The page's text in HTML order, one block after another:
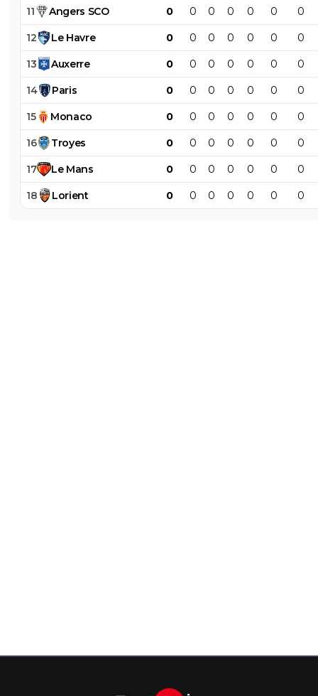
11 Angers SCO 0 0 0 0 0 0 0
12 Le Havre 0 0 0 0 0 0 0
13 Auxerre 0 0 0 0 0 0 0
14 Paris 0 0 0 0 0 0 0
15 Monaco 0 0 0 0 0 0 0
16 Troyes 0 0 0 0 0 0 0
17 Le Mans 0 0 0 0 0 0 0
18 Lorient 0 0 0 0 0 0 0